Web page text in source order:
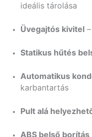
ideális tárolása
Üvegajtós kivitel
Statikus hűtés
Automatikus
karbantartás
Pult alá
ABS belső borítás